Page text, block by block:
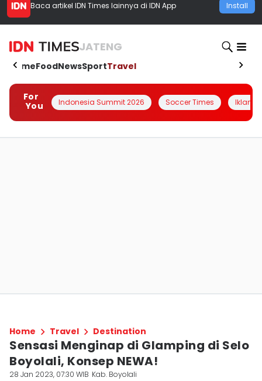
Baca artikel IDN Times lainnya di IDN App Install
JATENG
HomeFoodNewsSportTravel
For
You
Indonesia Summit 2026 Soccer Times Iklanin
Home Travel Destination
Sensasi Menginap di Glamping di Selo
Boyolali, Konsep NEWA!
28 Jan 2023, 07:30 WIB Kab. Boyolali